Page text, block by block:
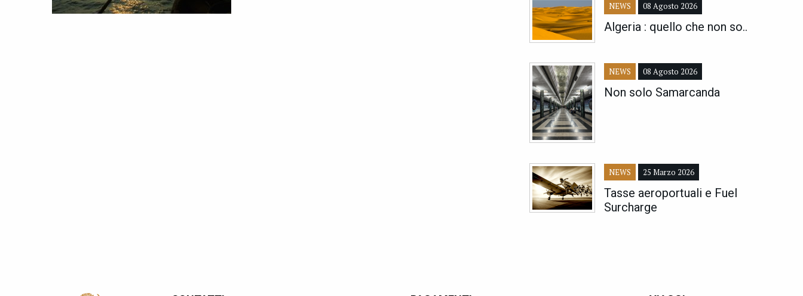
NEWS 08 Agosto 2026
Algeria : quello che non so..
NEWS 08 Agosto 2026
Non solo Samarcanda
NEWS 25 Marzo 2026
Tasse aeroportuali e Fuel
Surcharge